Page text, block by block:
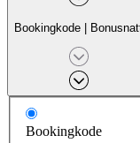
Bookingkode |
Bookingkode